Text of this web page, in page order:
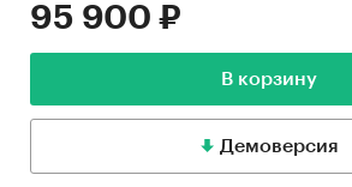
95 900 ₽
В корзину
Демоверсия